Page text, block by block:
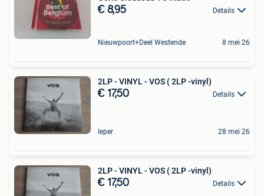
€ 8,95 Details
Nieuwpoort+Deel Westende 8 mei 26
2LP - VINYL - VOS ( 2LP -vinyl)
€ 17,50 Details
Ieper 28 mei 26
2LP - VINYL - VOS ( 2LP -vinyl)
€ 17,50 Details